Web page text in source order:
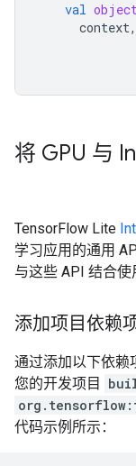
val
context,
将 GPU 与
TensorFlow Lite
学习应用的通用
与这些 API 结合使
添加项目依赖
通过添加以下依赖
您的开发项目
代码示例所示：